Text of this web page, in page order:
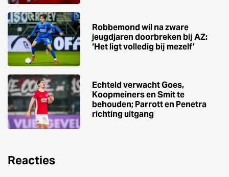
Robbemond wil na zware
jeugdjaren doorbreken bij AZ:
‘Het ligt volledig bij mezelf’
Echteld verwacht Goes,
Koopmeiners en Smit te
behouden; Parrott en Penetra
richting uitgang
Reacties